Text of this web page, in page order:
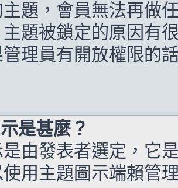
題，會員無法再做
題被鎖定的原因有
管理員有開放權限的
是甚麼？
是由發表者選定，它
用主題圖示端賴管